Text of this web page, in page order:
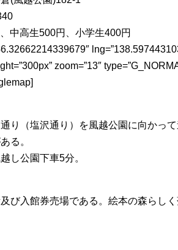
中高生500円、小学生400円
zoom=”13″
り（塩沢通り）を風越公園に向かっ
る。
し公園下車5分。
び入館券売場である。絵本の森らし